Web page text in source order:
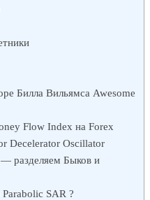
Билла Вильямса Awesome
Flow Index на Forex
Decelerator Oscillator
разделяем Быков и
SAR ?